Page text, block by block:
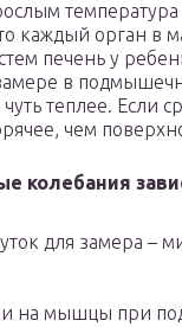
каждый орган в
печень у
в
теплее. Если
чем
колебания
для замера –
на мышцы при